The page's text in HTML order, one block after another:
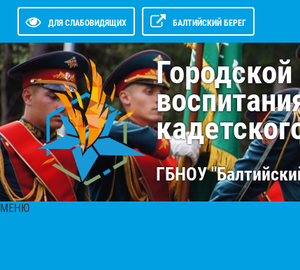
ДЛЯ СЛАБОВИДЯЩИХ БАЛТИЙСКИЙ БЕРЕГ
ГБНОУ
МЕНЮ